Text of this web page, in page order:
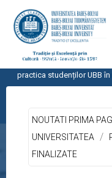
content
CENTRUL
NAPOCA
HomeNoutati prima pagina
practica studenților UBB
NOUTATI PRIMA
UNIVERSITATEA /
FINALIZATE